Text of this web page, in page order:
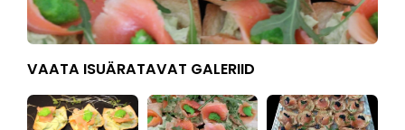
VAATA ISUÄRATAVAT GALERIID